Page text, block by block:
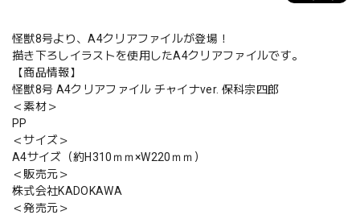
怪獣8号より、A4クリアファイルが登場！
描き下ろしイラストを使用したA4クリアファイルです。
【商品情報】
怪獣8号 A4クリアファイル チャイナver. 保科宗四郎
＜素材＞
PP
＜サイズ＞
A4サイズ（約H310ｍｍ×W220ｍｍ）
＜販売元＞
株式会社KADOKAWA
＜発売元＞